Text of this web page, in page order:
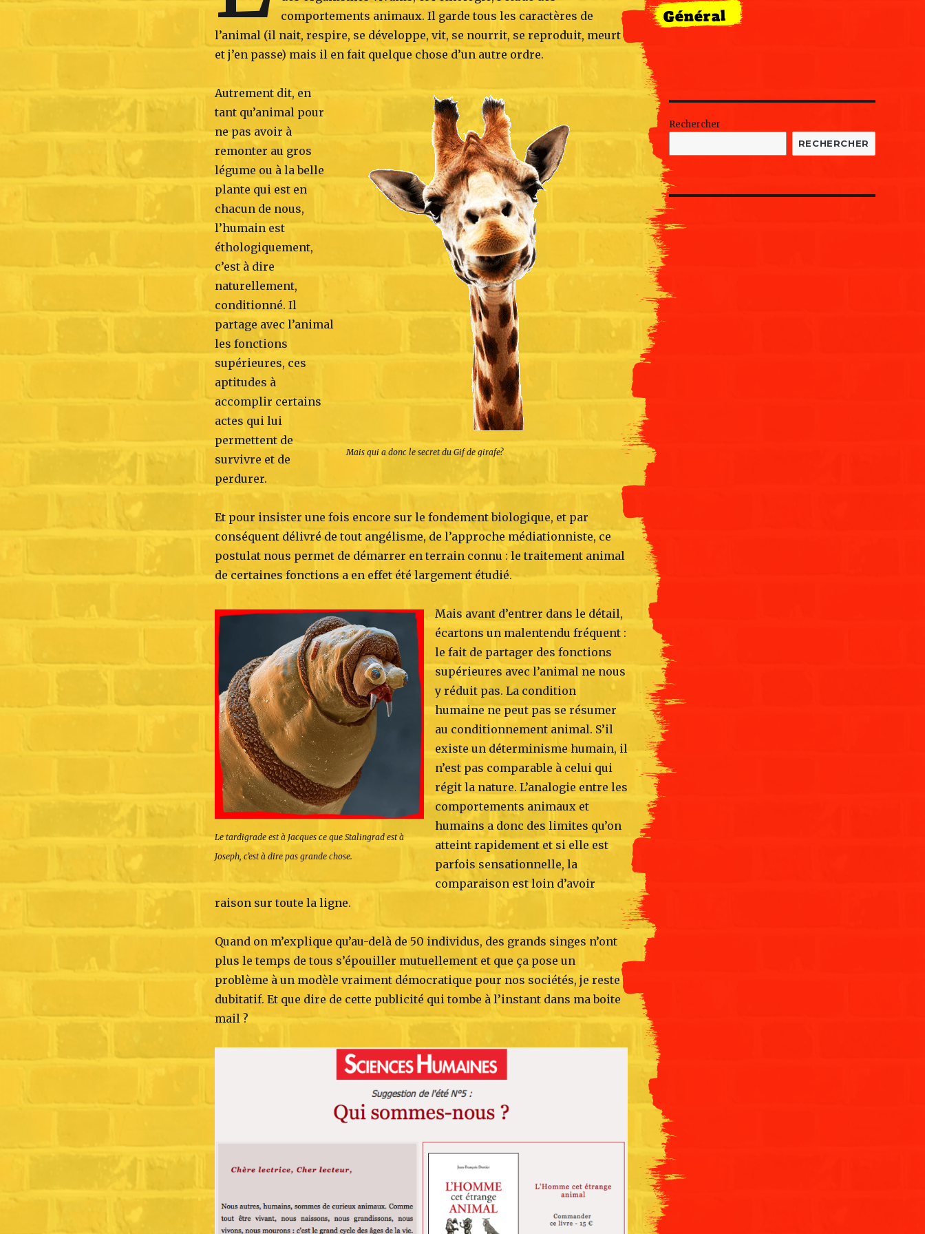
comportements animaux. Il garde tous les caractères de
l’animal (il nait, respire, se développe, vit, se nourrit, se reproduit, meurt
et j’en passe) mais il en fait quelque chose d’un autre ordre.
Mais qui a donc le secret du Gif de girafe?
Autrement dit, en
tant qu’animal pour
ne pas avoir à
remonter au gros
légume ou à la belle
plante qui est en
chacun de nous,
l’humain est
éthologiquement,
c’est à dire
naturellement,
conditionné. Il
partage avec l’animal
les fonctions
supérieures, ces
aptitudes à
accomplir certains
actes qui lui
permettent de
survivre et de
perdurer.
Et pour insister une fois encore sur le fondement biologique, et par
conséquent délivré de tout angélisme, de l’approche médiationniste, ce
postulat nous permet de démarrer en terrain connu : le traitement animal
de certaines fonctions a en effet été largement étudié.
Le tardigrade est à Jacques ce que Stalingrad est à
Joseph, c’est à dire pas grande chose.
Mais avant d’entrer dans le détail,
écartons un malentendu fréquent :
le fait de partager des fonctions
supérieures avec l’animal ne nous
y réduit pas. La condition
humaine ne peut pas se résumer
au conditionnement animal. S’il
existe un déterminisme humain, il
n’est pas comparable à celui qui
régit la nature. L’analogie entre les
comportements animaux et
humains a donc des limites qu’on
atteint rapidement et si elle est
parfois sensationnelle, la
comparaison est loin d’avoir
raison sur toute la ligne.
Quand on m’explique qu’au-delà de 50 individus, des grands singes n’ont
plus le temps de tous s’épouiller mutuellement et que ça pose un
problème à un modèle vraiment démocratique pour nos sociétés, je reste
dubitatif. Et que dire de cette publicité qui tombe à l’instant dans ma boite
mail ?
Général
Rechercher
RECHERCHER